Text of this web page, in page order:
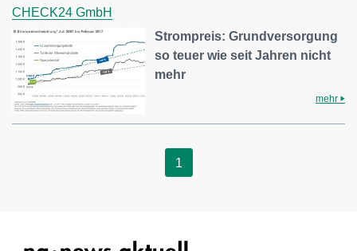
CHECK24 GmbH
Strompreis: Grundversorgung
so teuer wie seit Jahren nicht
mehr
mehr
1